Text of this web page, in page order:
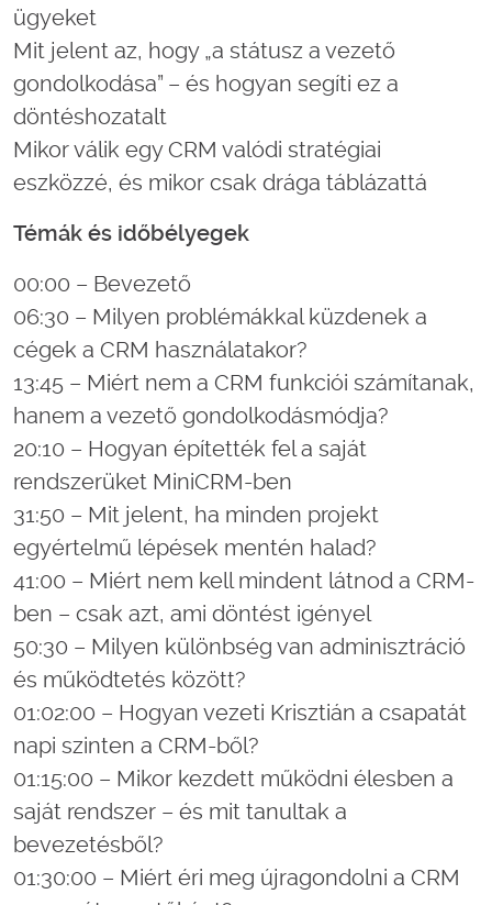
ügyeket
Mit jelent az, hogy „a státusz a vezető
gondolkodása” – és hogyan segíti ez a
döntéshozatalt
Mikor válik egy CRM valódi stratégiai
eszközzé, és mikor csak drága táblázattá
Témák és időbélyegek
00:00 – Bevezető
06:30 – Milyen problémákkal küzdenek a
cégek a CRM használatakor?
13:45 – Miért nem a CRM funkciói számítanak,
hanem a vezető gondolkodásmódja?
20:10 – Hogyan építették fel a saját
rendszerüket MiniCRM-ben
31:50 – Mit jelent, ha minden projekt
egyértelmű lépések mentén halad?
41:00 – Miért nem kell mindent látnod a CRM-
ben – csak azt, ami döntést igényel
50:30 – Milyen különbség van adminisztráció
és működtetés között?
01:02:00 – Hogyan vezeti Krisztián a csapatát
napi szinten a CRM-ből?
01:15:00 – Mikor kezdett működni élesben a
saját rendszer – és mit tanultak a
bevezetésből?
01:30:00 – Miért éri meg újragondolni a CRM